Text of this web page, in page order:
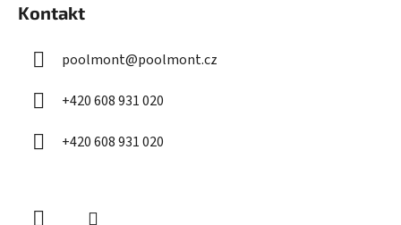
Kontakt
poolmont@poolmont.cz
+420 608 931 020
+420 608 931 020